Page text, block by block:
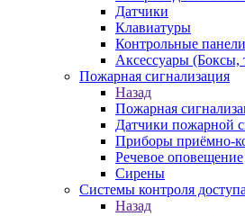
Датчики
Клавиатуры
Контрольные
Аксессуары (Боксы,
Пожарная сигнализация
Назад
Пожарная
Датчики пожарной
Приборы приёмно-
Речевое оповещение
Сирены
Системы контроля доступа
Назад